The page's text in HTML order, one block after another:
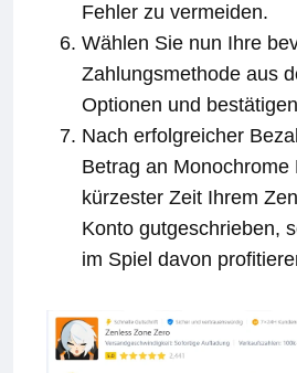
Fehler zu vermeiden.
Wählen Sie nun Ihre
Zahlungsmethode aus
Optionen und
Nach erfolgreicher
Betrag an Monochrome
kürzester Zeit Ihrem
Konto gutgeschrieben,
im Spiel davon